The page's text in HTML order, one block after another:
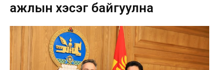
ажлын хэсэг байгуулна